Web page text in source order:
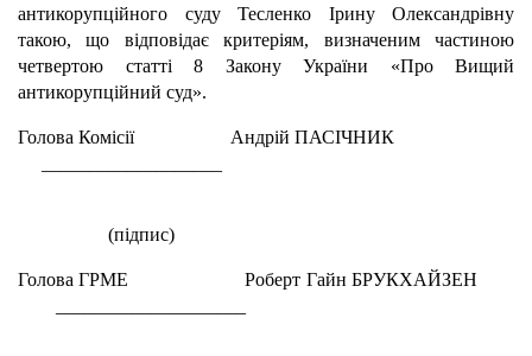
антикорупційного суду Тесленко Ірину Олександрівну
такою, що відповідає критеріям, визначеним частиною
четвертою статті 8 Закону України «Про Вищий
антикорупційний суд».
Голова Комісії Андрій ПАСІЧНИК
(підпис)
Голова ГРМЕ Роберт Гайн БРУКХАЙЗЕН